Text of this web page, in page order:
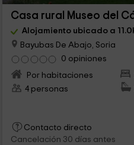
Casa rural Museo del
Alojamiento ubicado a
Bayubas De Abajo, Soria
0 opiniones
Por habitaciones
4 personas
Contacto directo
Cancelación 30 días antes